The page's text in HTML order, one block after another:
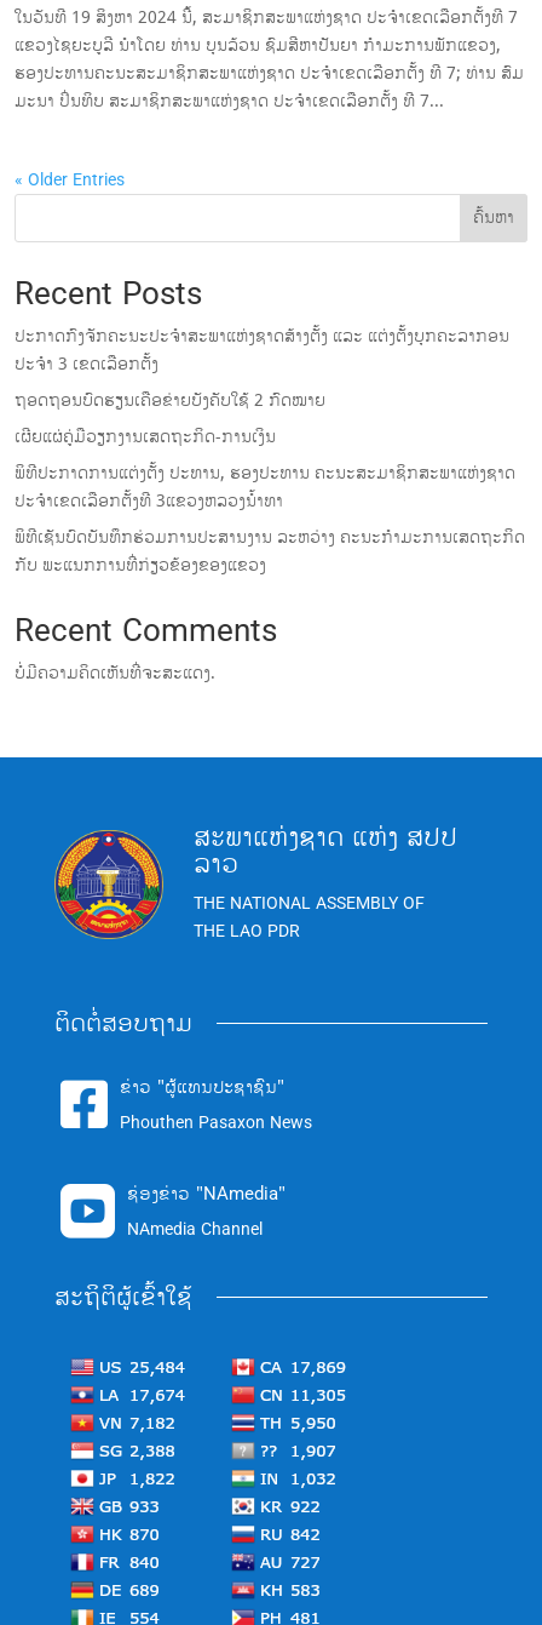
ໃນວັນທີ 19 ສິງຫາ 2024 ນີ້, ສະມາຊິກສະພາແຫ່ງຊາດ ປະ​ຈຳ​ເຂດເລືອກຕັ້ງທີ 7
ແຂວງໄຊຍະບູລີ ນໍາໂດຍ ທ່ານ ​​ບຸນລ້ວນ ຊົມສີຫາປັນຍາ ກໍາມະການພັກແຂວງ,
ຮອງ​ປະທານຄະ​ນະສະມາຊິກສະພາແຫ່ງຊາດ ປະ​ຈຳ​ເຂດເລືອກຕັ້ງ ທີ 7; ທ່ານ ສົມ
ມະນາ ປິ່ນທິບ ສະມາຊິກສະພາແຫ່ງຊາດ ປະ​ຈຳ​ເຂດເລືອກຕັ້ງ ທີ 7...
« Older Entries
ຄົ້ນຫາ
Recent Posts
ປະກາດກົງຈັກຄະນະປະຈໍາສະພາແຫ່ງຊາດສ້າງຕັ້ງ ແລະ ແຕ່ງຕັ້ງບຸກຄະລາກອນ
ປະຈໍາ 3 ເຂດເລືອກຕັ້ງ
ຖອດຖອນບົດຮຽນເຄືອຂ່າຍບັງຄັບໃຊ້ 2 ກົດໝາຍ
ເຜີຍແຜ່ຄູ່ມືວຽກງານເສດຖະກິດ-ການເງິນ
ພິທີປະກາດການແຕ່ງຕັ້ງ ປະທານ, ຮອງປະທານ ຄະນະສະມາຊິກສະພາແຫ່ງຊາດ
ປະຈຳເຂດເລືອກຕັ້ງທີ 3ແຂວງຫລວງນ້ຳທາ
ພິທີເຊັນບົດບັນທຶກຮ່ວມການປະສານງານ ລະຫວ່າງ ຄະນະກຳມະການເສດຖະກິດ
ກັບ ພະແນກການທີ່ກ່ຽວຂ້ອງຂອງແຂວງ
Recent Comments
ບໍ່ມີຄວາມຄິດເຫັນທີ່ຈະສະແດງ.
ສະພາແຫ່ງຊາດ ແຫ່ງ ສປປ
ລາວ
THE NATIONAL ASSEMBLY OF
THE LAO PDR
ຕິດຕໍ່ສອບຖາມ
 ຂ່າວ "ຜູ້ແທນປະຊາຊົນ"
Phouthen Pasaxon News
 ຊ່ອງຂ່າວ "NAmedia"
NAmedia Channel
ສະຖິຕິຜູ້ເຂົ້າໃຊ້